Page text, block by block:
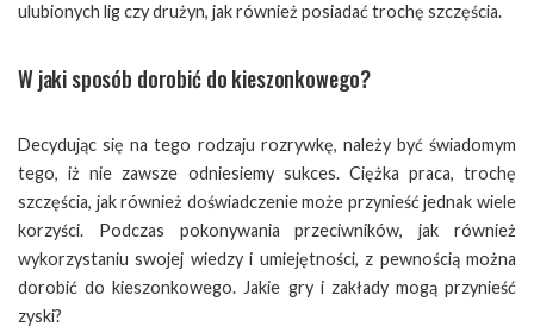
ulubionych lig czy drużyn, jak również posiadać trochę szczęścia.
W jaki sposób dorobić do kieszonkowego?
Decydując się na tego rodzaju rozrywkę, należy być świadomym
tego, iż nie zawsze odniesiemy sukces. Ciężka praca, trochę
szczęścia, jak również doświadczenie może przynieść jednak wiele
korzyści. Podczas pokonywania przeciwników, jak również
wykorzystaniu swojej wiedzy i umiejętności, z pewnością można
dorobić do kieszonkowego. Jakie gry i zakłady mogą przynieść
zyski?